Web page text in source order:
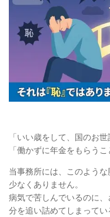
「いい歳をして、国のお
「働かずに年金をもらう
当事務所には、このよう
少なくありません。
病気で苦しんでいるのに
分を追い詰めてしまってい